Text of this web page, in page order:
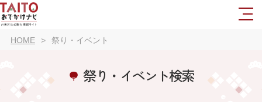
HOME 祭り・イベント
祭り・イベント検索